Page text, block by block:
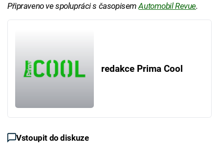
Připraveno ve spolupráci s časopisemAutomobil Revue.
redakce Prima Cool
Vstoupit do diskuze